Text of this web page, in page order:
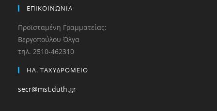
ΕΠΙΚΟΙΝΩΝΙΑ
Προϊσταμένη Γραμματείας:
Βεργοπούλου Όλγα
τηλ. 2510-462310
ΗΛ. ΤΑΧΥΔΡΟΜΕΙΟ
secr@mst.duth.gr